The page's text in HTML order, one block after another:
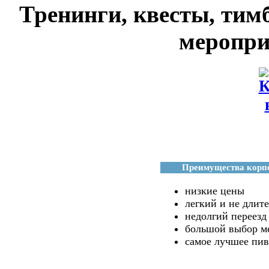
Тренинги, квесты,
Преимущества
низкие цены
легкий и не
недолгий
большой выбор
самое лучшее